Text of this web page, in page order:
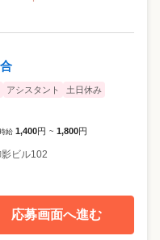
アシスタント
土日休み
給 1,400円 ~ 1,800円
ビル102
応募画面へ進む